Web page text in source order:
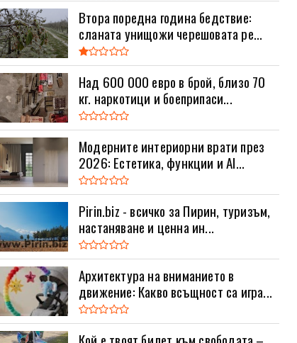
Втора поредна година бедствие:
сланата унищожи черешовата ре...
Над 600 000 евро в брой, близо 70
кг. наркотици и боеприпаси...
Модерните интериорни врати през
2026: Естетика, функции и AI...
Pirin.biz - всичко за Пирин, туризъм,
настаняване и ценна ин...
Архитектура на вниманието в
движение: Какво всъщност са игра...